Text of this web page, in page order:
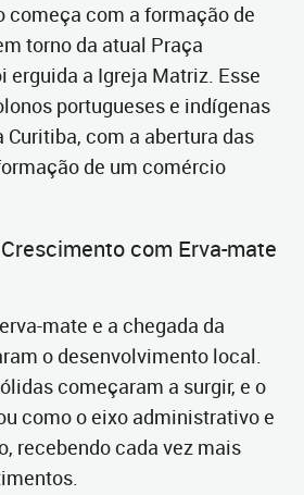
começa com a formação de
torno da atual Praça
erguida a Igreja Matriz. Esse
portugueses e indígenas
com a abertura das
de um comércio
com Erva-mate
mate e a chegada da
o desenvolvimento local.
começaram a surgir, e o
como o eixo administrativo e
recebendo cada vez mais